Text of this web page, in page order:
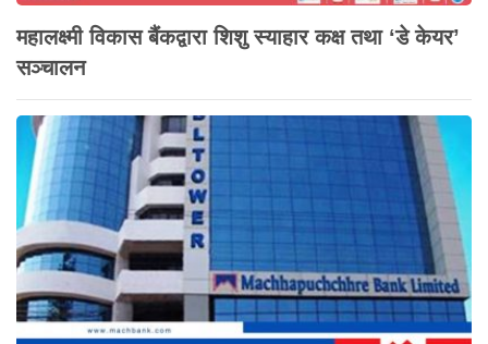
महालक्ष्मी विकास बैंकद्वारा शिशु स्याहार कक्ष तथा ‘डे केयर’
सञ्चालन